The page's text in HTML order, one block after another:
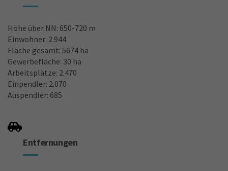
Höhe über NN: 650-720 m
Einwohner: 2.944
Fläche gesamt: 5674 ha
Gewerbefläche: 30 ha
Arbeitsplätze: 2.470
Einpendler: 2.070
Auspendler: 685
Entfernungen